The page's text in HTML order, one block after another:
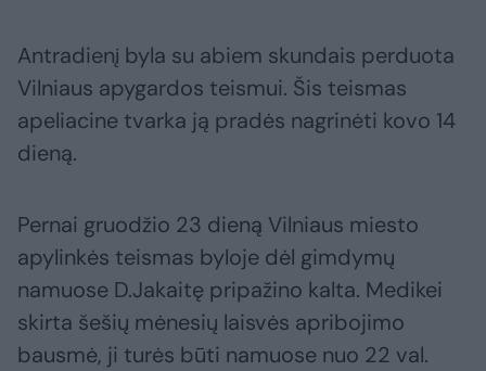
Antradienį byla su abiem skundais perduota
Vilniaus apygardos teismui. Šis teismas
apeliacine tvarka ją pradės nagrinėti kovo 14
dieną.
Pernai gruodžio 23 dieną Vilniaus miesto
apylinkės teismas byloje dėl gimdymų
namuose D.Jakaitę pripažino kalta. Medikei
skirta šešių mėnesių laisvės apribojimo
bausmė, ji turės būti namuose nuo 22 val.